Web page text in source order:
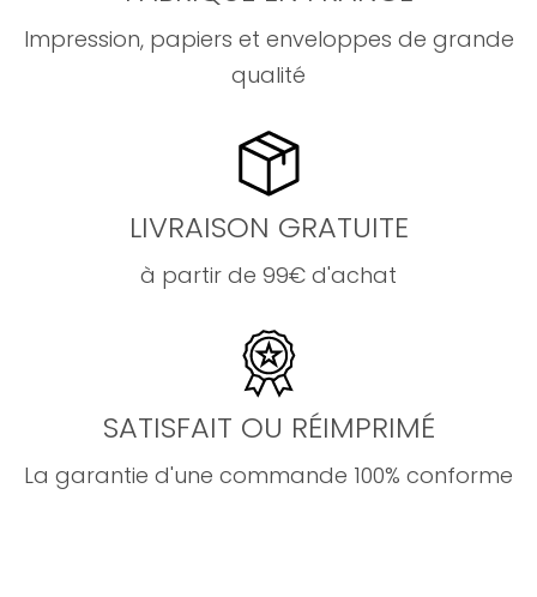
Impression, papiers et enveloppes de grande
qualité
LIVRAISON GRATUITE
à partir de 99€ d'achat
SATISFAIT OU RÉIMPRIMÉ
La garantie d'une commande 100% conforme